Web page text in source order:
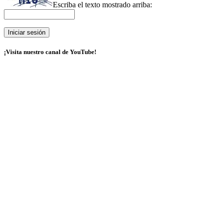
Escriba el texto mostrado arriba:
¡Visita nuestro canal de YouTube!